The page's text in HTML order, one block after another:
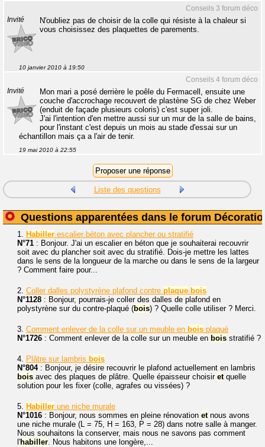
Conseils 3 forum déco
Invité
N'oubliez pas de choisir de la colle qui résiste à la chaleur si
vous choisissez des plaquettes de parements.
10 janvier 2010 à 19:50
Conseils 4 forum déco
Invité
Mon mari a posé derrière le poêle du Fermacell, ensuite une
couche d'accrochage recouvert de plastène SG de chez Weber
(enduit de façade plusieurs coloris) c'est super joli.
J'ai l'intention d'en mettre aussi sur un mur de la salle de bains,
pour l'instant c'est depuis un mois au stade d'essai sur un
échantillon mais ça a l'air de tenir.
19 mai 2010 à 22:55
Liste des questions
Questions apparentées dans le forum
1. Habiller escalier béton avec plancher ou stratifié
N°71 : Bonjour. J'ai un escalier en béton que je souhaiterai recouvrir
soit avec du plancher soit avec du stratifié. Dois-je mettre les lattes
dans le sens de la longueur de la marche ou dans le sens de la largeur
? Comment faire pour...
2. Coller dalles polystyrène plafond contre plaque bois
N°1128 : Bonjour, pourrais-je coller des dalles de plafond en
polystyrène sur du contre-plaqué (bois) ? Quelle colle utiliser ? Merci.
3. Comment enlever de la colle sur un meuble en bois plaqué
N°1726 : Comment enlever de la colle sur un meuble en bois stratifié ?
4. Plâtre sur lambris bois
N°804: Bonjour, je désire recouvrir le plafond actuellement en lambris
bois avec des plaques de plâtre. Quelle épaisseur choisir etquelle
solution pour les fixer (colle, agrafes ou vissées) ?
5. Habiller une niche murale
N°1016 : Bonjour, nous sommes en pleine rénovation etnous avons
une niche murale (L = 75, H = 163, P = 28) dans notre salle à manger.
Nous souhaitons la conserver, mais nous ne savons pas comment
l'habiller. Nous habitons une longère,...